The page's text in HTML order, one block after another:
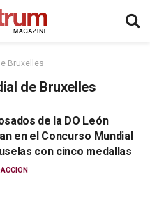
Bruxelles
de Bruxelles
de la DO León
en el Concurso Mundial
con cinco medallas